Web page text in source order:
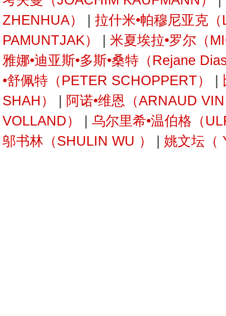
ZHENHUA）
拉什米•帕穆尼亚克
PAMUNTJAK）
米夏埃拉•罗尔（
雅娜•迪亚斯•多斯•桑特（Rejane
•舒佩特（PETER SCHOPPERT）
SHAH）
阿诺•维恩（ARNAUD
VOLLAND）
乌尔里希•温伯格（
邬书林（SHULIN WU ）
姚文坛（